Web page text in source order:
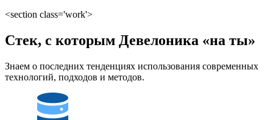
<section class='work'>
Стек, с которым Девелоника «на ты»
Знаем о последних тенденциях использования современных
технологий, подходов и методов.